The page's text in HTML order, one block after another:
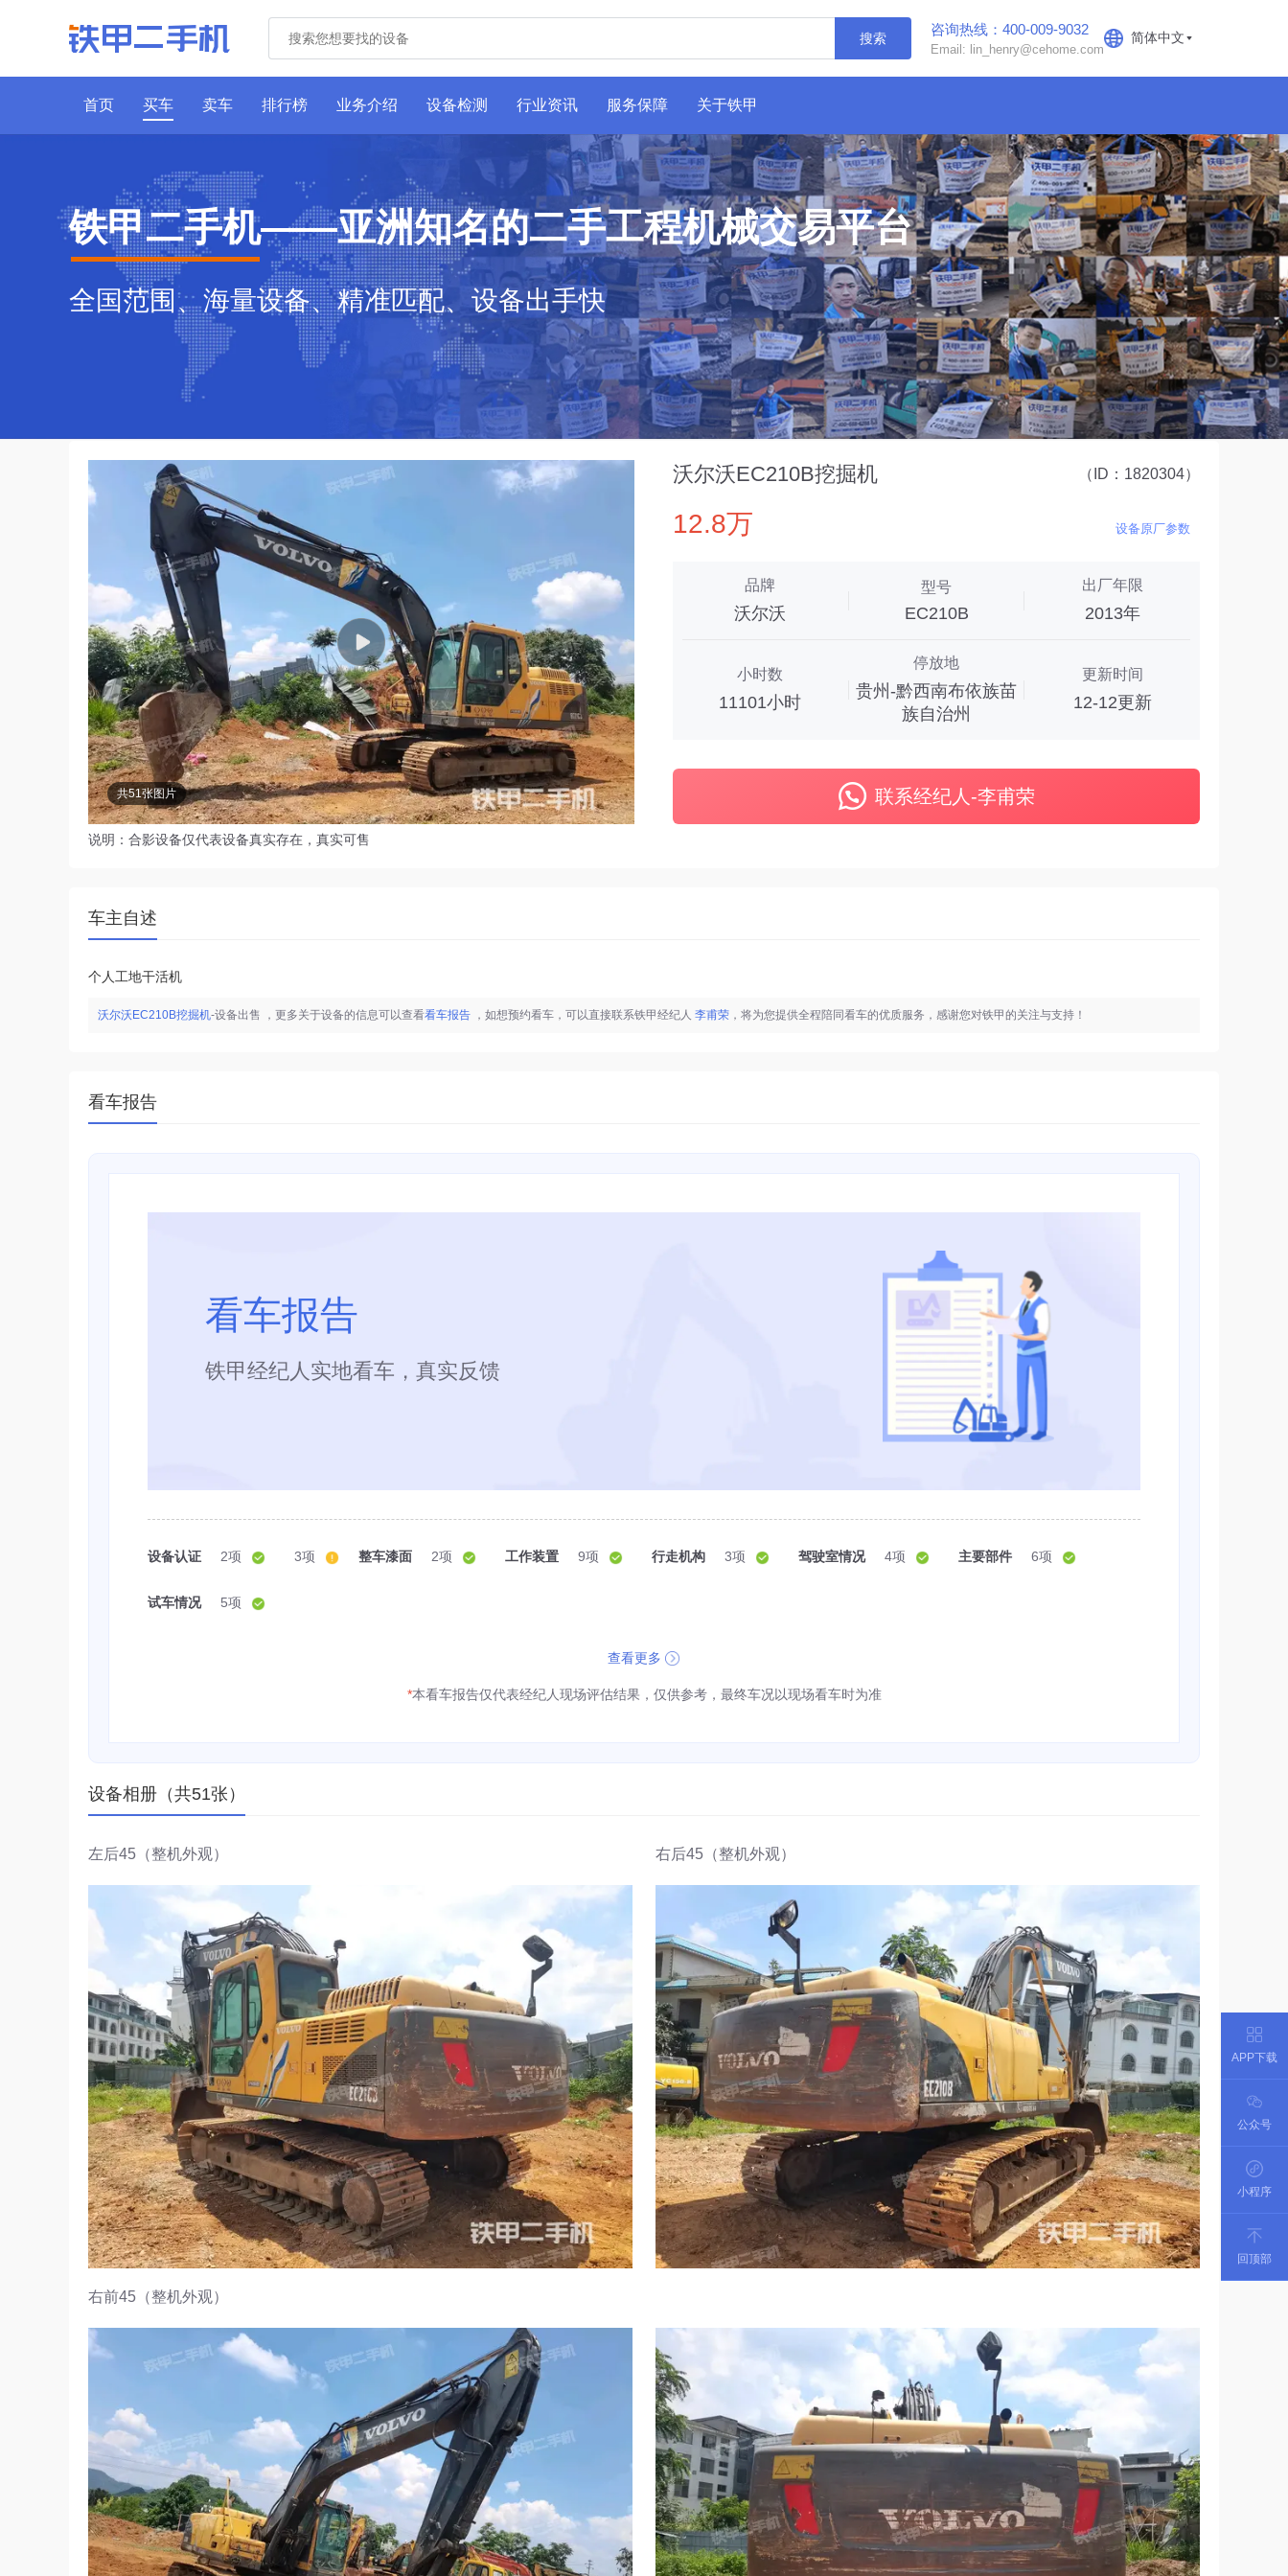
搜索
咨询热线：400-009-9032
Email: lin_henry@cehome.com
简体中文
首页 买车 卖车 排行榜 业务介绍 设备检测 行业资讯 服务保障 关于铁甲
铁甲二手机——亚洲知名的二手工程机械交易平台
全国范围、海量设备、精准匹配、设备出手快
共51张图片
说明：合影设备仅代表设备真实存在，真实可售
沃尔沃EC210B挖掘机 （ID：1820304）
12.8万 设备原厂参数
品牌
沃尔沃
型号
EC210B
出厂年限
2013年
小时数
11101小时
停放地
贵州-黔西南布依族苗
族自治州
更新时间
12-12更新
联系经纪人-李甫荣
车主自述
个人工地干活机
沃尔沃EC210B挖掘机-设备出售 ，更多关于设备的信息可以查看看车报告 ，如想预约看车，可以直接联系铁甲经纪人 李甫荣 ，将为您提供全程陪同看车的优质服务，感谢您对铁甲的关注与支持！
看车报告
看车报告
铁甲经纪人实地看车，真实反馈
设备认证 2项 3项 整车漆面 2项 工作装置 9项 行走机构 3项 驾驶室情况 4项 主要部件 6项
试车情况 5项
查看更多
*本看车报告仅代表经纪人现场评估结果，仅供参考，最终车况以现场看车时为准
设备相册（共51张）
左后45（整机外观） 右后45（整机外观）
右前45（整机外观）
APP下载
公众号
小程序
回顶部